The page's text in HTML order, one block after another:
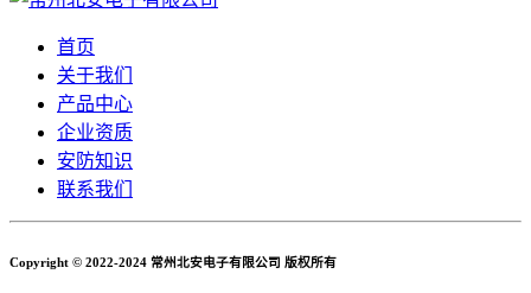
首页
关于我们
产品中心
企业资质
安防知识
联系我们
Copyright © 2022-2024 常州北安电子有限公司 版权所有